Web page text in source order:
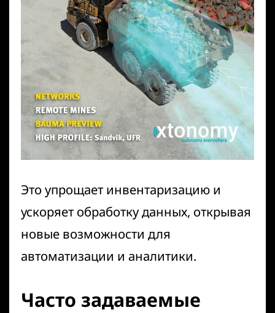
Это упрощает инвентаризацию и
ускоряет обработку данных, открывая
новые возможности для
автоматизации и аналитики.
Часто задаваемые